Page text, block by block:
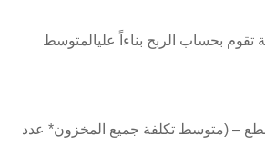
تقوم بحساب الربح بناءاً عليالمتوسط
– (متوسط تكلفة جميع المخزون* عدد